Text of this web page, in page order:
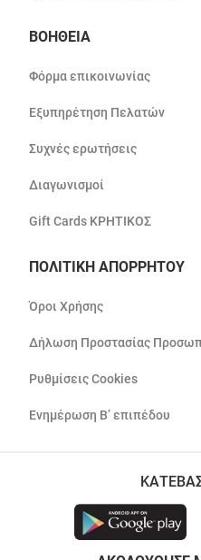
ΒΟΗΘΕΙΑ
Φόρμα επικοινωνίας
Εξυπηρέτηση Πελατών
Συχνές ερωτήσεις
Διαγωνισμοί
Gift Cards ΚΡΗΤΙΚΟΣ
ΠΟΛΙΤΙΚΗ ΑΠΟΡΡΗΤΟΥ
Όροι Χρήσης
Δήλωση Προστασίας
Ρυθμίσεις Cookies
Ενημέρωση Β’ επιπέδου